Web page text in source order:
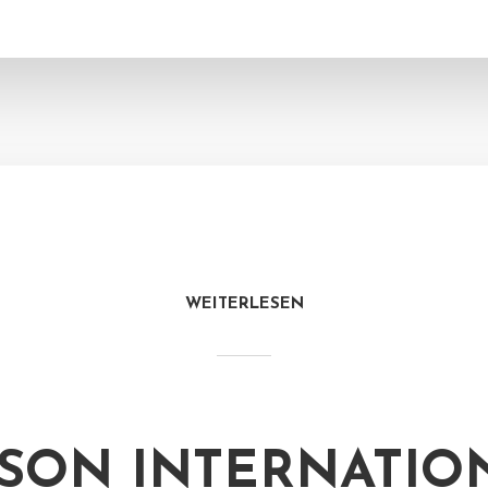
WEITERLESEN